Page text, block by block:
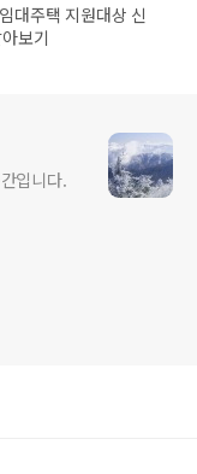
대주택 지원대상 신
보기
입니다.